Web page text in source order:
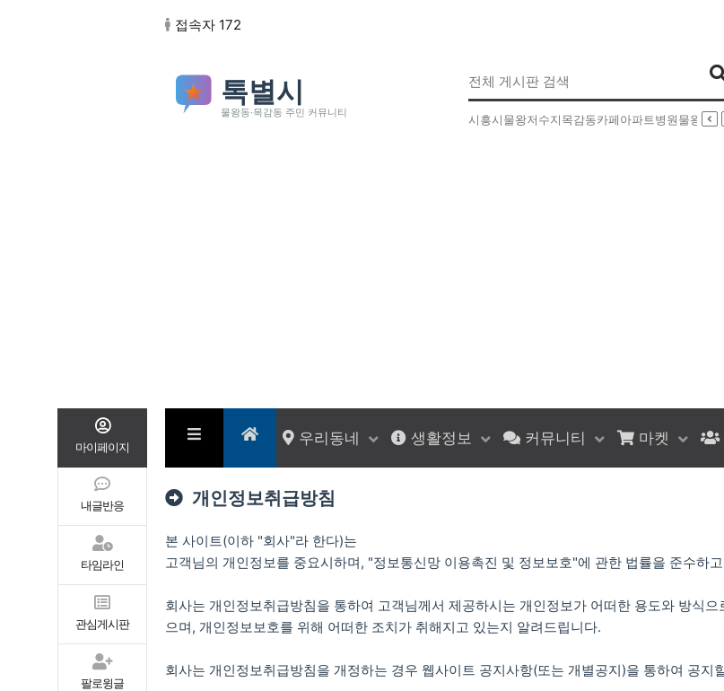
접속자 172
인기검색어
시흥시물왕저수지목감동카페아파트병원물왕동
우리동네 생활정보 커뮤니티 마켓
개인정보취급방침
마이페이지
내글반응
타임라인
관심게시판
팔로윙글
본 사이트(이하 "회사"라 한다)는
고객님의 개인정보를 중요시하며, "정보통신망 이용촉진 및 정보보호"에 관한 법률을 준수하
회사는 개인정보취급방침을 통하여 고객님께서 제공하시는 개인정보가 어떠한 용도와 방식으
으며, 개인정보보호를 위해 어떠한 조치가 취해지고 있는지 알려드립니다.
회사는 개인정보취급방침을 개정하는 경우 웹사이트 공지사항(또는 개별공지)을 통하여 공지